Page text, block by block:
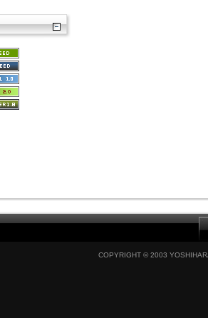
COPYRIGHT © 2003